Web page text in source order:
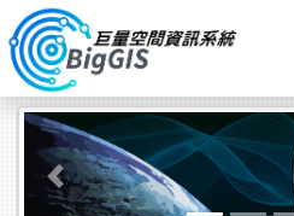
跳到主要內容
Previous